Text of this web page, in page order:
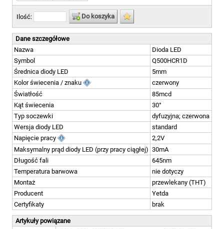
Ilość: Do koszyka
Dane szczegółowe
Nazwa
Dioda LED
Symbol
Q500HCR1D
Średnica diody LED
5mm
Kolor świecenia / znaku
czerwony
Światłość
85mcd
Kąt świecenia
30°
Typ soczewki
dyfuzyjna; czerwona
Wersja diody LED
standard
Napięcie pracy
2,2V
Maksymalny prąd diody LED (przy pracy ciągłej) 30mA
Długość fali
645nm
Temperatura barwowa
nie dotyczy
Montaż
przewlekany (THT)
Producent
Yetda
Certyfikaty
brak
Artykuły powiązane